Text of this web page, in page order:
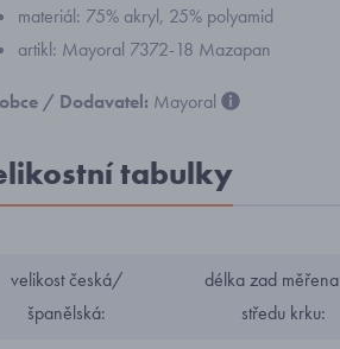
materiál: 75% akryl, 25% polyamid
artikl: Mayoral 7372-18 Mazapan
/ Dodavatel: Mayoral
tabulky
velikost česká/
španělská:
délka zad
středu krku: